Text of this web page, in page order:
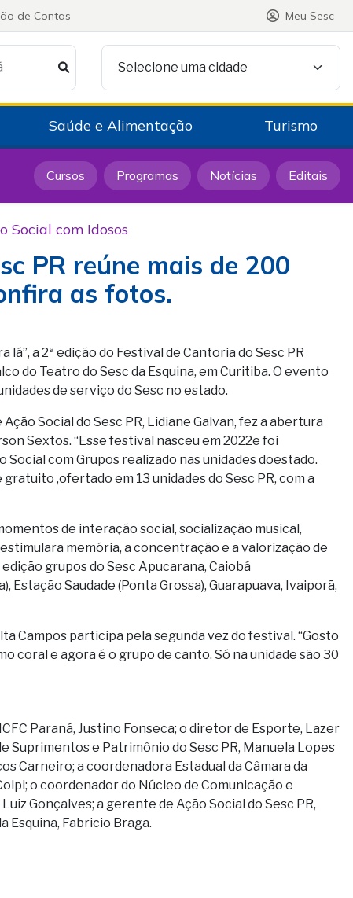
de Contas Meu Sesc
Selecione uma cidade
Saúde e Alimentação Turismo
Cursos Programas Notícias Editais
Social com Idosos
PR reúne mais de 200
as fotos.
a 2ª edição do Festival de Cantoria do Sesc PR
do Teatro do Sesc da Esquina, em Curitiba. O evento
de serviço do Sesc no estado.
Social do Sesc PR, Lidiane Galvan, fez a abertura
Sextos. “Esse festival nasceu em 2022e foi
com Grupos realizado nas unidades doestado.
,ofertado em 13 unidades do Sesc PR, com a
de interação social, socialização musical,
memória, a concentração e a valorização de
grupos do Sesc Apucarana, Caiobá
Estação Saudade (Ponta Grossa), Guarapuava, Ivaiporã,
Campos participa pela segunda vez do festival. “Gosto
coral e agora é o grupo de canto. Só na unidade são 30
Paraná, Justino Fonseca; o diretor de Esporte, Lazer
Suprimentos e Patrimônio do Sesc PR, Manuela Lopes
Carneiro; a coordenadora Estadual da Câmara da
o coordenador do Núcleo de Comunicação e
Gonçalves; a gerente de Ação Social do Sesc PR,
Esquina, Fabricio Braga.